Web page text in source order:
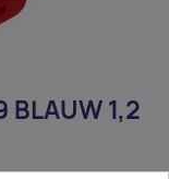
BLAUW 1,2